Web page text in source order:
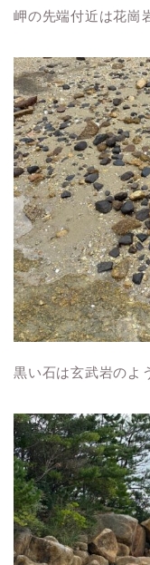
岬の先端付近は花崗
黒い石は玄武岩のよ